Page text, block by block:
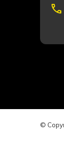
phone
©